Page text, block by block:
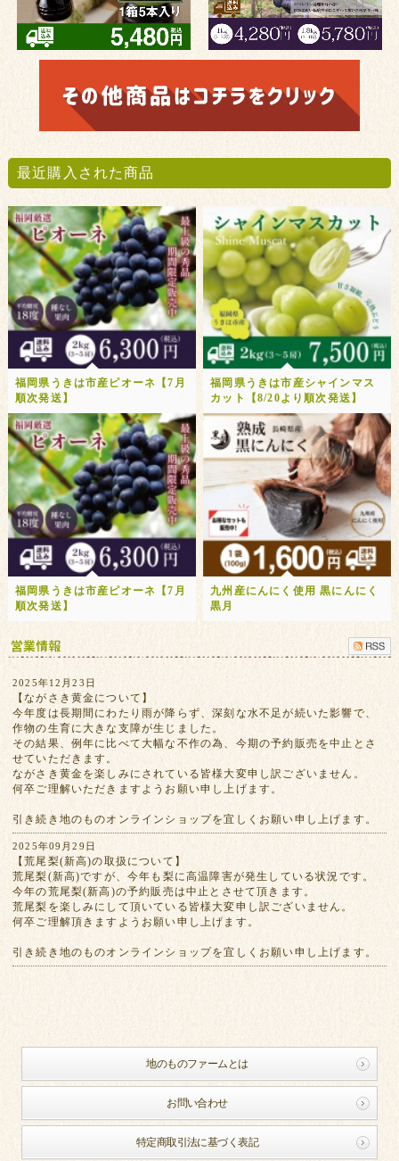
最近購入された商品
福岡県うきは市産ピオーネ【7月
順次発送】
福岡県うきは市産シャインマス
カット【8/20より順次発送】
福岡県うきは市産ピオーネ【7月
順次発送】
九州産にんにく使用 黒にんにく
黒月
2025年12月23日
【ながさき黄金について】
今年度は長期間にわたり雨が降らず、深刻な水不足が続いた影響で、
作物の生育に大きな支障が生じました。
その結果、例年に比べて大幅な不作の為、今期の予約販売を中止とさ
せていただきます。
ながさき黄金を楽しみにされている皆様大変申し訳ございません。
何卒ご理解いただきますようお願い申し上げます。
引き続き地のものオンラインショップを宜しくお願い申し上げます。
2025年09月29日
【荒尾梨(新高)の取扱について】
荒尾梨(新高)ですが、今年も梨に高温障害が発生している状況です。
今年の荒尾梨(新高)の予約販売は中止とさせて頂きます。
荒尾梨を楽しみにして頂いている皆様大変申し訳ございません。
何卒ご理解頂きますようお願い申し上げます。
引き続き地のものオンラインショップを宜しくお願い申し上げます。
地のものファームとは
お問い合わせ
特定商取引法に基づく表記